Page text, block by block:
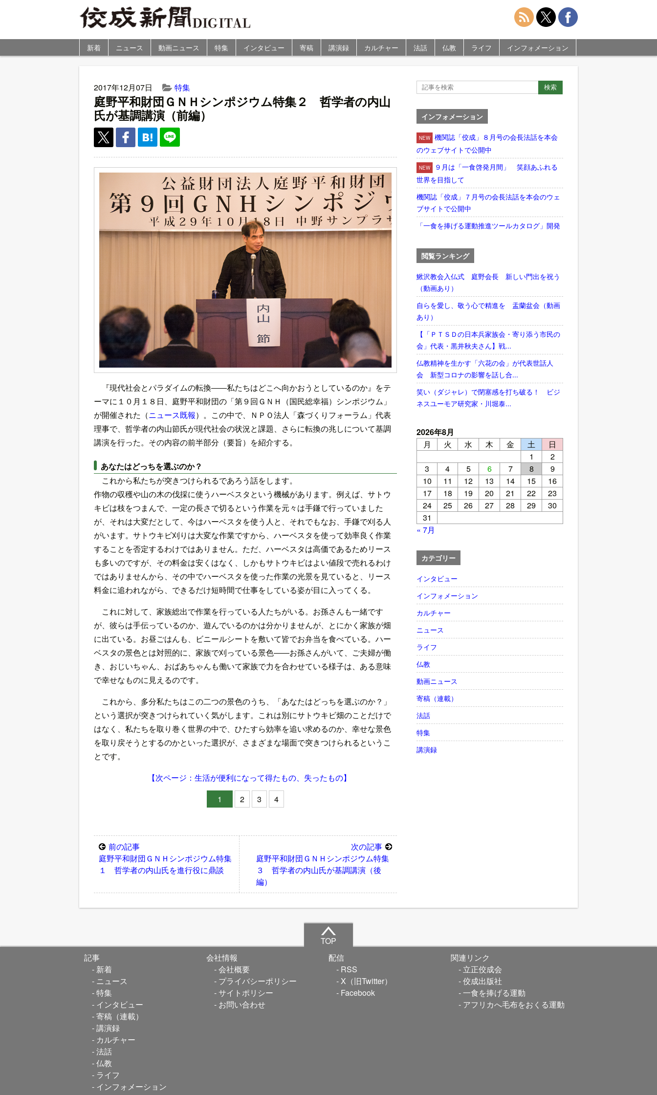
新着 ニュース 動画ニュース 特集 インタビュー 寄稿 講演録 カルチャー 法話 仏教 ライフ インフォメーション
2017年12月07日 特集
庭野平和財団ＧＮＨシンポジウム特集２ 哲学者の内山
氏が基調講演（前編）
『現代社会とパラダイムの転換――私たちはどこへ向かおうとしているのか』をテ
ーマに１０月１８日、庭野平和財団の「第９回ＧＮＨ（国民総幸福）シンポジウム」
が開催された（ニュース既報）。この中で、ＮＰＯ法人「森づくりフォーラム」代表
理事で、哲学者の内山節氏が現代社会の状況と課題、さらに転換の兆しについて基調
講演を行った。その内容の前半部分（要旨）を紹介する。
あなたはどっちを選ぶのか？
これから私たちが突きつけられるであろう話をします。
作物の収穫や山の木の伐採に使うハーベスタという機械があります。例えば、サトウ
キビは枝をつまんで、一定の長さで切るという作業を元々は手鎌で行っていました
が、それは大変だとして、今はハーベスタを使う人と、それでもなお、手鎌で刈る人
がいます。サトウキビ刈りは大変な作業ですから、ハーベスタを使って効率良く作業
することを否定するわけではありません。ただ、ハーベスタは高価であるためリース
も多いのですが、その料金は安くはなく、しかもサトウキビはよい値段で売れるわけ
ではありませんから、その中でハーベスタを使った作業の光景を見ていると、リース
料金に追われながら、できるだけ短時間で仕事をしている姿が目に入ってくる。
これに対して、家族総出で作業を行っている人たちがいる。お孫さんも一緒です
が、彼らは手伝っているのか、遊んでいるのかは分かりませんが、とにかく家族が畑
に出ている。お昼ごはんも、ビニールシートを敷いて皆でお弁当を食べている。ハー
ベスタの景色とは対照的に、家族で刈っている景色――お孫さんがいて、ご夫婦が働
き、おじいちゃん、おばあちゃんも働いて家族で力を合わせている様子は、ある意味
で幸せなものに見えるのです。
これから、多分私たちはこの二つの景色のうち、「あなたはどっちを選ぶのか？」
という選択が突きつけられていく気がします。これは別にサトウキビ畑のことだけで
はなく、私たちを取り巻く世界の中で、ひたすら効率を追い求めるのか、幸せな景色
を取り戻そうとするのかといった選択が、さまざまな場面で突きつけられるというこ
とです。
【次ページ：生活が便利になって得たもの、失ったもの】
1
2 3 4
前の記事
庭野平和財団ＧＮＨシンポジウム特集
１ 哲学者の内山氏を進行役に鼎談
次の記事
庭野平和財団ＧＮＨシンポジウム特集
３ 哲学者の内山氏が基調講演（後
編）
インフォメーション
NEW
機関誌「佼成」８月号の会長法話を本会
のウェブサイトで公開中
NEW
９月は「一食啓発月間」 笑顔あふれる
世界を目指して
機関誌「佼成」７月号の会長法話を本会のウェ
ブサイトで公開中
「一食を捧げる運動推進ツールカタログ」開発
閲覧ランキング
鰍沢教会入仏式 庭野会長 新しい門出を祝う
（動画あり）
自らを愛し、敬う心で精進を 盂蘭盆会（動画
あり）
【「ＰＴＳＤの日本兵家族会・寄り添う市民の
会」代表・黒井秋夫さん】戦...
仏教精神を生かす「六花の会」が代表世話人
会 新型コロナの影響を話し合...
笑い（ダジャレ）で閉塞感を打ち破る！ ビジ
ネスユーモア研究家・川堀泰...
2026年8月
月
火 水 木 金 土
日
1
2
3
4 5 6 7 8
9
10
11 12 13 14 15
16
17
18 19 20 21 22
23
24
25 26 27 28 29
30
31
« 7月
カテゴリー
インタビュー
インフォメーション
カルチャー
ニュース
ライフ
仏教
動画ニュース
寄稿（連載）
法話
特集
講演録
TOP
記事
新着
ニュース
特集
インタビュー
寄稿（連載）
講演録
カルチャー
法話
仏教
ライフ
インフォメーション
会社情報
会社概要
プライバシーポリシー
サイトポリシー
お問い合わせ
配信
RSS
X（旧Twitter）
Facebook
関連リンク
立正佼成会
佼成出版社
一食を捧げる運動
アフリカへ毛布をおくる運動